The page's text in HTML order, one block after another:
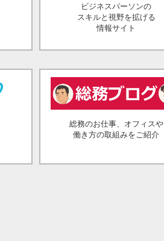
ビジネスパーソンの
スキルと視野を拡げる
情報サイト
総務のお仕事、オフィスや
働き方の取組みをご紹介